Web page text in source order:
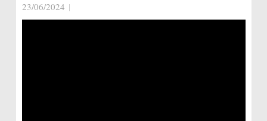
23/06/2024 |